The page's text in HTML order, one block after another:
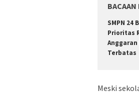
BACAAN
SMPN 24
Prioritas
Terbatas
Meski